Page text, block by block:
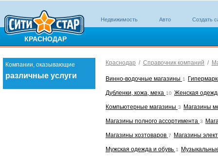
КРАСНОДАР
Недвижимость Авто Создать
Компании, оказывающие
различные услуги
Краснодар / Справочник компаний /
Винно-водочные магазины 1
Дубленки, кожа, меха 10 Женская
Компьютерные магазины 3 Магазины
Магазины полного ассортимента 3
Магазины хозтоваров 7 Магазины
Мужская одежда и обувь 1